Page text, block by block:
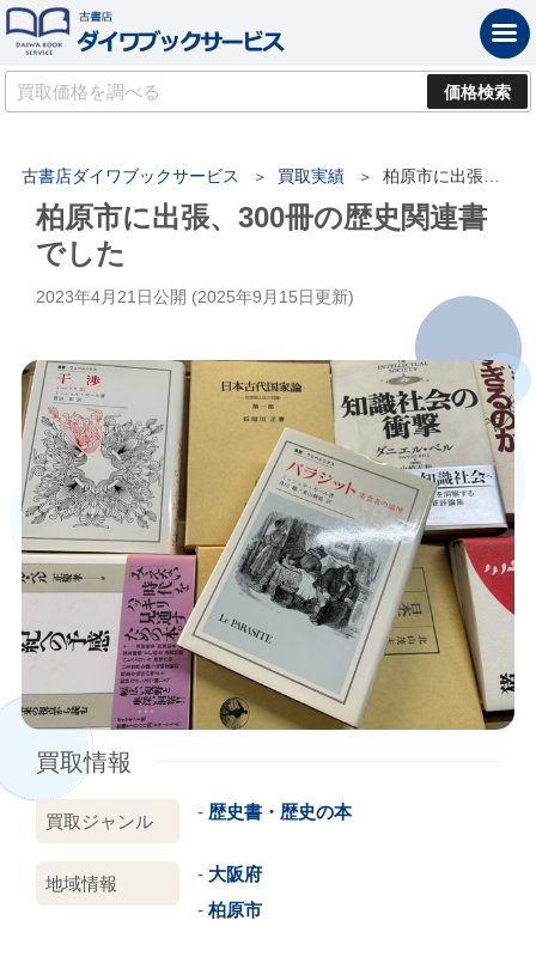
古書店ダイワブックサービス 買取実績 柏原市に出張、300冊の歴史関連書でした
柏原市に出張、300冊の歴史関連書
でした
2023年4月21日公開 (2025年9月15日更新)
買取情報
買取ジャンル 歴史書・歴史の本
地域情報
大阪府
柏原市